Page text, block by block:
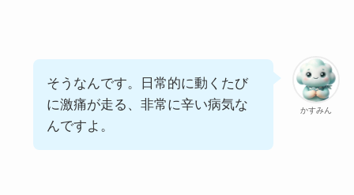
かすみん
そうなんです。日常的に動くたび
に激痛が走る、非常に辛い病気な
んですよ。